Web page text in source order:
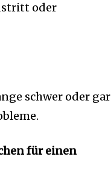
oder
schwer oder gar
für einen